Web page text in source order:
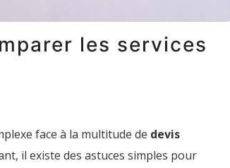
les services
face à la multitude de devis
il existe des astuces simples pour